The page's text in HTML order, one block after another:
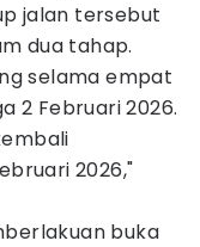
jalan tersebut
dua tahap.
selama empat
2 Februari 2026.
2026,"
buka